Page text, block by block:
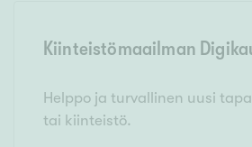
Kiinteistömaailman
Helppo ja turvallinen uusi
tai kiinteistö.